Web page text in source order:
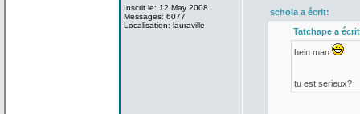
Inscrit le: 12 May 2008
Messages: 6077
Localisation: lauraville
schola a écrit:
Tatchape a
hein man
tu est serieux?